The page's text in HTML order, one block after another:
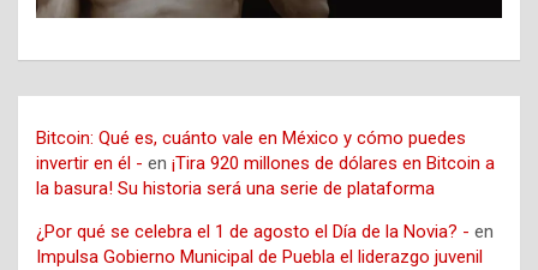
Bitcoin: Qué es, cuánto vale en México y cómo puedes
invertir en él - en ¡Tira 920 millones de dólares en Bitcoin a
la basura! Su historia será una serie de plataforma
¿Por qué se celebra el 1 de agosto el Día de la Novia? - en
Impulsa Gobierno Municipal de Puebla el liderazgo juvenil